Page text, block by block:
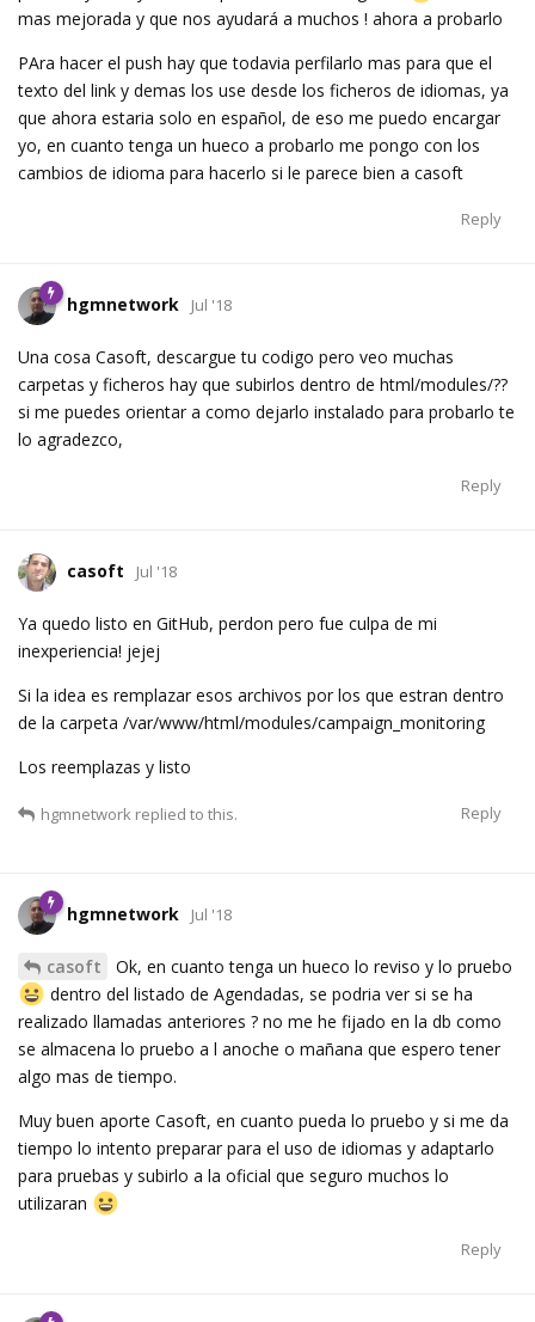
mas mejorada y que nos ayudará a muchos ! ahora a probarlo
PAra hacer el push hay que todavia perfilarlo mas para que el
texto del link y demas los use desde los ficheros de idiomas, ya
que ahora estaria solo en español, de eso me puedo encargar
yo, en cuanto tenga un hueco a probarlo me pongo con los
cambios de idioma para hacerlo si le parece bien a casoft
Reply
hgmnetwork Jul '18
Una cosa Casoft, descargue tu codigo pero veo muchas
carpetas y ficheros hay que subirlos dentro de html/modules/??
si me puedes orientar a como dejarlo instalado para probarlo te
lo agradezco,
Reply
casoft Jul '18
Ya quedo listo en GitHub, perdon pero fue culpa de mi
inexperiencia! jejej
Si la idea es remplazar esos archivos por los que estran dentro
de la carpeta /var/www/html/modules/campaign_monitoring
Los reemplazas y listo
Reply
hgmnetwork replied to this.
hgmnetwork Jul '18
casoft
Ok, en cuanto tenga un hueco lo reviso y lo pruebo
dentro del listado de Agendadas, se podria ver si se ha
realizado llamadas anteriores ? no me he fijado en la db como
se almacena lo pruebo a l anoche o mañana que espero tener
algo mas de tiempo.
Muy buen aporte Casoft, en cuanto pueda lo pruebo y si me da
tiempo lo intento preparar para el uso de idiomas y adaptarlo
para pruebas y subirlo a la oficial que seguro muchos lo
utilizaran
Reply